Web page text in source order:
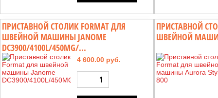
ПРИСТАВНОЙ СТОЛИК FORMAT ДЛЯ
ШВЕЙНОЙ МАШИНЫ JANOME
DC3900/4100L/450MG/...
4 600.00 руб.
ПРИСТАВНОЙ
ШВЕЙНОЙ